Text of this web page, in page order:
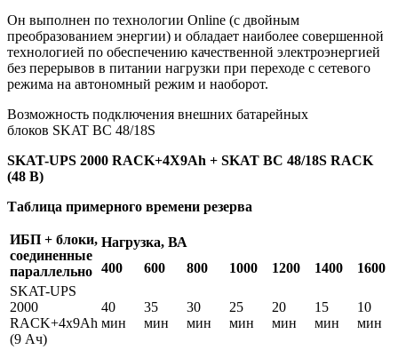
Он выполнен по технологии Online (с двойным
преобразованием энергии) и обладает наиболее совершенной
технологией по обеспечению качественной электроэнергией
без перерывов в питании нагрузки при переходе с сетевого
режима на автономный режим и наоборот.
Возможность подключения внешних батарейных
блоков SKAT BC 48/18S
SKAT-UPS 2000 RACK+4X9Ah + SKAT BC 48/18S RACK
(48 В)
Таблица примерного времени резерва
ИБП + блоки,
соединенные
параллельно
Нагрузка, ВА
400
600 800 1000 1200 1400
1600
SKAT-UPS
2000
RACK+4x9Ah
(9 Ач)
40
мин
35
мин
30
мин
25
мин
20
мин
15
мин
10
мин